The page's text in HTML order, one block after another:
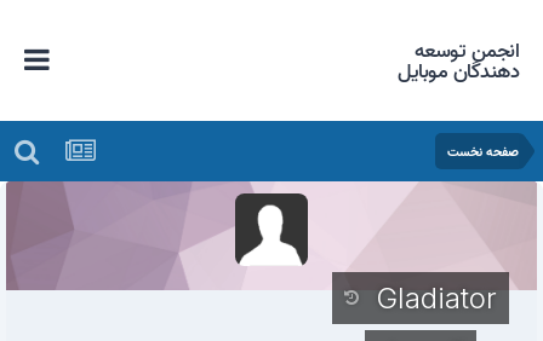
انجمن توسعه
دهندگان موبایل
صفحه نخست
Gladiator